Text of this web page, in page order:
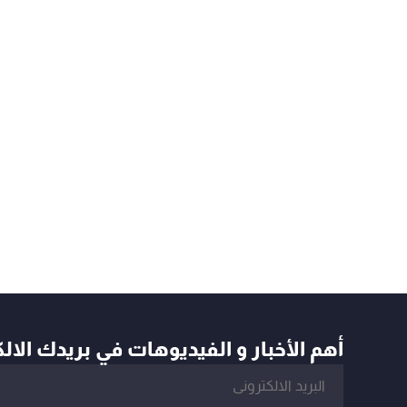
أهم الأخبار و الفيديوهات في بريدك